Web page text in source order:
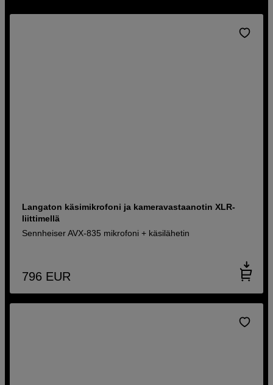
Langaton käsimikrofoni ja kameravastaanotin XLR-
liittimellä
Sennheiser AVX-835 mikrofoni + käsilähetin
796 EUR